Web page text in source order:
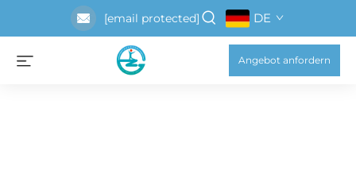
[email protected] DE
Angebot anfordern